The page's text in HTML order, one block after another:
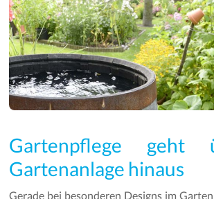
Gartenpflege geht
Gartenanlage hinaus
Gerade bei besonderen Designs im